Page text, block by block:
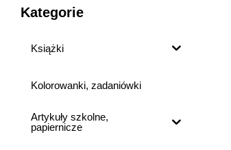
Kategorie
Książki
Kolorowanki, zadaniówki
Artykuły szkolne,
papiernicze